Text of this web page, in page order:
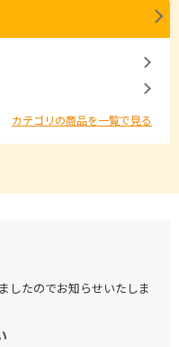
カテゴリの商品を一覧で見る
したのでお知らせいたしま